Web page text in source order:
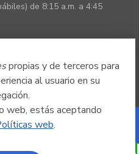
propias y de terceros para
al usuario en su
web, estás aceptando
web.
de 8:15 a.m. a 4:45
Powered by Nexura